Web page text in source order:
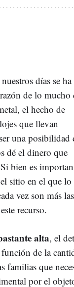
días se ha
de lo mucho
el hecho de
que llevan
una posibilidad
dé el dinero que
bien es
sitio en el que lo
vez son más las
recurso.
alta, el
de la
familias que
por el